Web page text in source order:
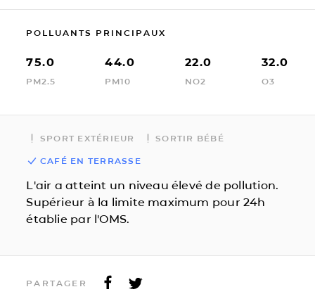
POLLUANTS PRINCIPAUX
75.0
PM2.5
44.0
PM10
22.0
NO2
32.0
O3
SPORT EXTÉRIEUR SORTIR BÉBÉ
CAFÉ EN TERRASSE
L'air a atteint un niveau élevé de pollution.
Supérieur à la limite maximum pour 24h
établie par l'OMS.
PARTAGER